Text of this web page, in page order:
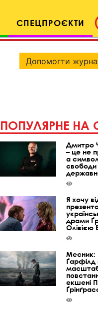
СПЕЦПРОЄКТИ
Допомогти
ПОПУЛЯРНЕ НА
Дмитро
– це не
а
свободи
Я хочу
драми
Олівією
Месник:
Ґарфілд
екшені